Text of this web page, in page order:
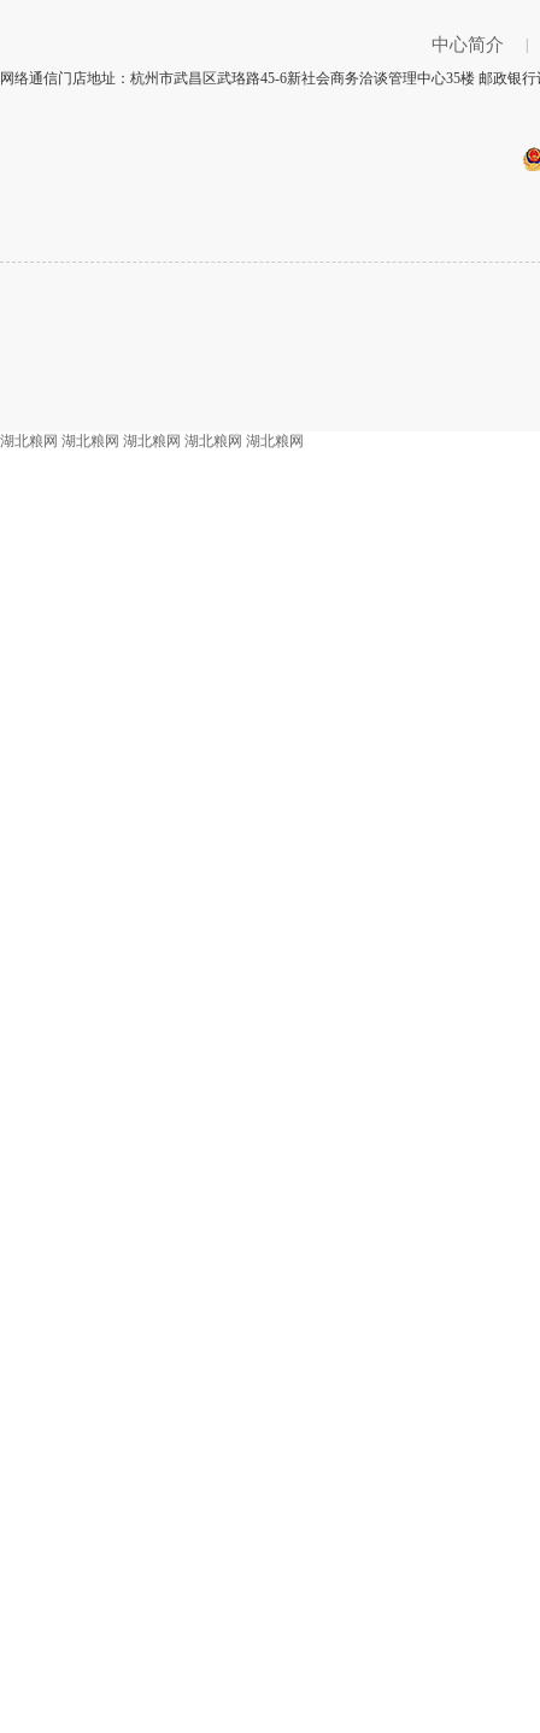
中心简介
网络通信门店地址：杭州市武昌区武珞路45-6新社会商务洽谈管理中心35楼 邮政银
湖北粮网 湖北粮网 湖北粮网 湖北粮网 湖北粮网